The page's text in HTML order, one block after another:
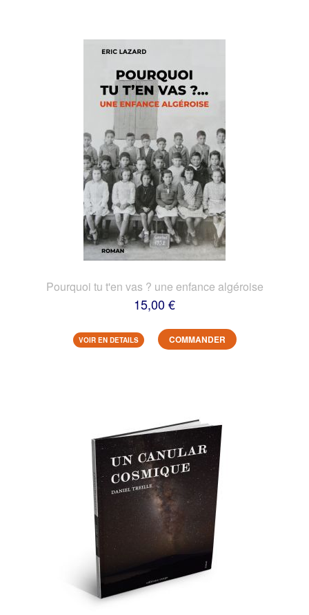
Pourquoi tu t'en vas ? une enfance algéroise
15,00 €
VOIR EN DETAILS COMMANDER